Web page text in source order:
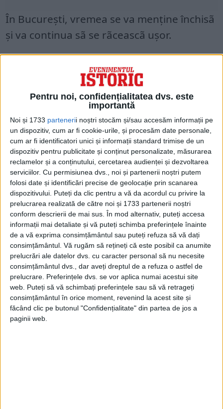
Pentru noi, confidențialitatea dvs. este
importantă
Noi și 1733 partenerii noștri stocăm și/sau accesăm informații pe
un dispozitiv, cum ar fi cookie-urile, și procesăm date personale,
cum ar fi identificatori unici și informații standard trimise de un
dispozitiv pentru publicitate și conținut personalizate, măsurarea
reclamelor și a conținutului, cercetarea audienței și dezvoltarea
serviciilor. Cu permisiunea dvs., noi și partenerii noștri putem
folosi date și identificări precise de geolocație prin scanarea
dispozitivului. Puteți da clic pentru a vă da acordul cu privire la
prelucrarea realizată de către noi și 1733 partenerii noștri
conform descrierii de mai sus. În mod alternativ, puteți accesa
informații mai detaliate și vă puteți schimba preferințele înainte
de a vă exprima consimțământul sau puteți refuza să vă dați
consimțământul. Vă rugăm să rețineți că este posibil ca anumite
prelucrări ale datelor dvs. cu caracter personal să nu necesite
consimțământul dvs., dar aveți dreptul de a refuza o astfel de
prelucrare. Preferințele dvs. se vor aplica numai acestui site
web. Puteți să vă schimbați preferințele sau să vă retrageți
consimțământul în orice moment, revenind la acest site și
făcând clic pe butonul "Confidențialitate" din partea de jos a
paginii web.
În București, vremea se va menţine închisã
şi va continua sã se rãceascã uşor.
fi precipitaţii slabe, mai ales sub formã de
ninsoare.
Vântul va sufla slab şi moderat.
Temperatura maximã se va situa în jurul
valorii de 2 grade, iar cea minimã va fi de
-4…-2 grade.